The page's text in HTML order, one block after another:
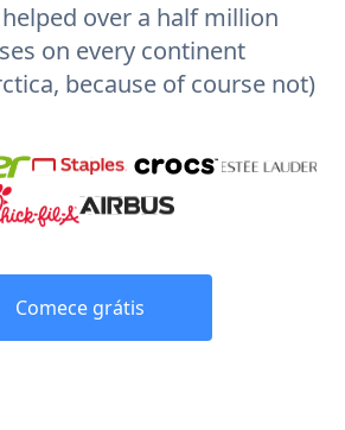
helped over a half million
on every continent
because of course not)
Comece grátis